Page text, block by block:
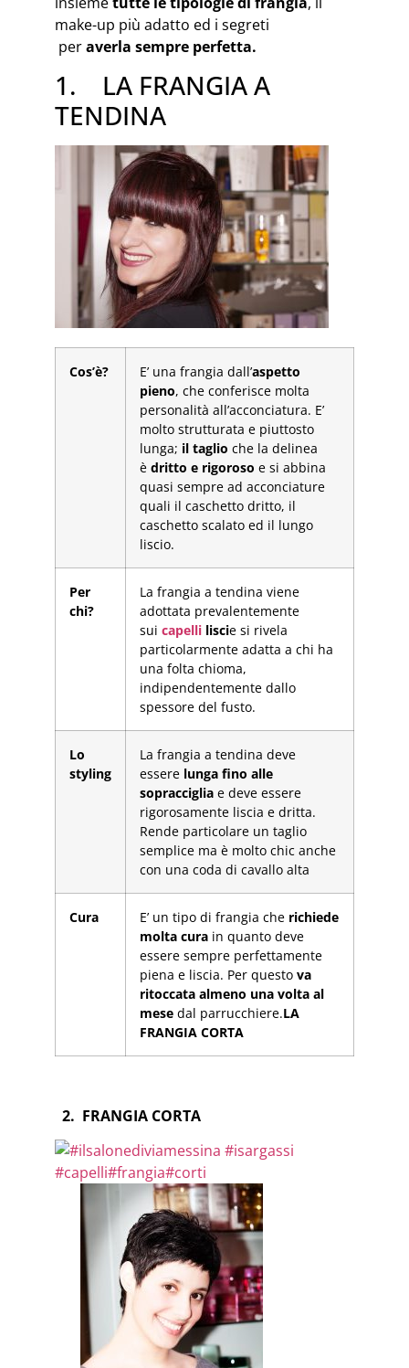
make-up più adatto ed i segreti
peraverla sempre perfetta.
1. LA FRANGIA A
TENDINA
Cos’è? E’ una frangia dall’aspetto
pieno, che conferisce molta
personalità all’acconciatura. E’
molto strutturata e piuttosto
lunga; il taglio che la delinea
è dritto e rigoroso e si abbina
quasi sempre ad acconciature
quali il caschetto dritto, il
caschetto scalato ed il lungo
liscio.
Per
chi?
La frangia a tendina viene
adottata prevalentemente
sui capelli liscie si rivela
particolarmente adatta a chi ha
una folta chioma,
indipendentemente dallo
spessore del fusto.
Lo
styling
La frangia a tendina deve
essere lunga fino alle
sopracciglia e deve essere
rigorosamente liscia e dritta.
Rende particolare un taglio
semplice ma è molto chic anche
con una coda di cavallo alta
Cura E’ un tipo di frangia che richiede
molta cura in quanto deve
essere sempre perfettamente
piena e liscia. Per questo va
ritoccata almeno una volta al
mese dal parrucchiere.LA
FRANGIA CORTA
2. FRANGIA CORTA